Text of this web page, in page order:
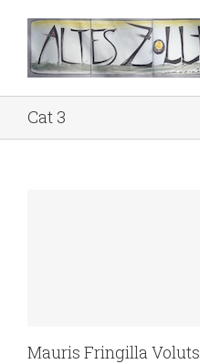
Cat 3
Mauris Fringilla Voluts